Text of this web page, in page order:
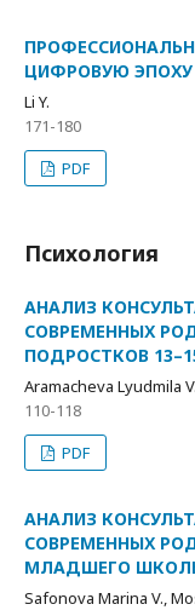
ЦИФРОВУЮ ЭПОХУ
Li Y.
171-180
PDF
Психология
АНАЛИЗ
СОВРЕМЕННЫХ
ПОДРОСТКОВ
Aramacheva Lyudmila
110-118
PDF
АНАЛИЗ
СОВРЕМЕННЫХ
МЛАДШЕГО
Safonova Marina V.,